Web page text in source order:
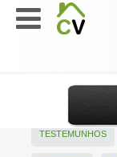
TESTEMUNHOS